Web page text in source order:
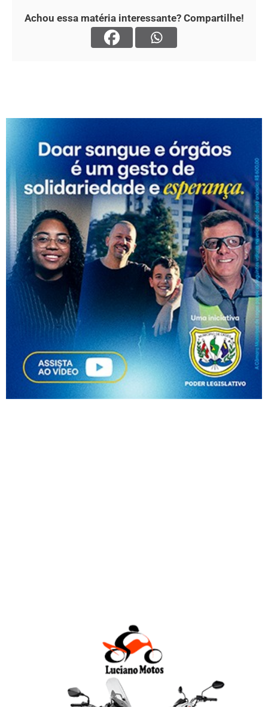
Achou essa matéria interessante? Compartilhe!